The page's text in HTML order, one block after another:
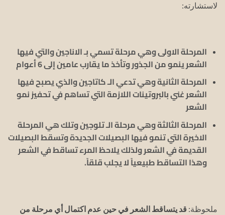
لاستشارته:
المرحلة الاولى وهي مرحلة تسمي بـ الاناجين والتي فيها
الشعر ينمو من الجذور وتأخذ ما يقارب عامين إلى 6 أعوام
المرحلة الثانية وهي تدعي الـ كاتاجين والذي يصبح فيها
الشعر غني بالبروتينات اللازمة التي تساهم في تحفيز نمو
الشعر
المرحلة الثالثة وهي مرحلة الـ تلوجين وتلك هي المرحلة
الاخيرة التي تنمو فيها البصيلات الجديدة وتسقط البصيلات
القديمة في الشعر ولذلك يلاحظ المرء تساقط في الشعر
وهذا التساقط طبيعياً لا يجلب قلقاً.
ملحوظة: قد يتساقط الشعر في حين عدم اكتمال أي مرحلة من